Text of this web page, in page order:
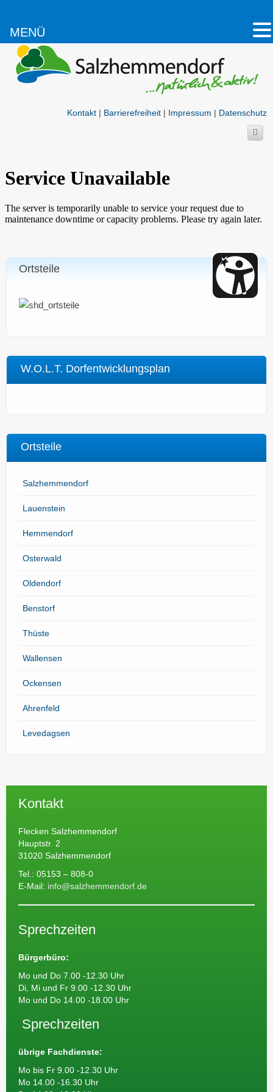
Kontakt | Barrierefreiheit | Impressum | Datenschutz
Ortsteile
W.O.L.T. Dorfentwicklungsplan
Ortsteile
Salzhemmendorf
Lauenstein
Hemmendorf
Osterwald
Oldendorf
Benstorf
Thüste
Wallensen
Ockensen
Ahrenfeld
Levedagsen
Kontakt
Flecken Salzhemmendorf
Hauptstr. 2
31020 Salzhemmendorf
Tel.: 05153 – 808-0
E-Mail: info@salzhemmendorf.de
Sprechzeiten
Bürgerbüro:
Mo und Do 7.00 -12.30 Uhr
Di, Mi und Fr 9.00 -12.30 Uhr
Mo und Do 14.00 -18.00 Uhr
Sprechzeiten
übrige Fachdienste:
Mo bis Fr 9.00 -12.30 Uhr
Mo 14.00 -16.30 Uhr
MENÜ